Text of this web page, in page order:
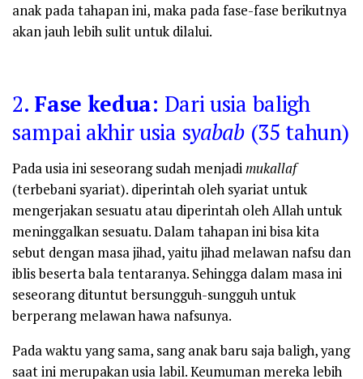
anak pada tahapan ini, maka pada fase-fase berikutnya
akan jauh lebih sulit untuk dilalui.
2. Fase kedua: Dari usia baligh
sampai akhir usia syabab (35 tahun)
Pada usia ini seseorang sudah menjadimukallaf
(terbebani syariat). diperintah oleh syariat untuk
mengerjakan sesuatu atau diperintah oleh Allah untuk
meninggalkan sesuatu. Dalam tahapan ini bisa kita
sebut dengan masa jihad, yaitu jihad melawan nafsu dan
iblis beserta bala tentaranya. Sehingga dalam masa ini
seseorang dituntut bersungguh-sungguh untuk
berperang melawan hawa nafsunya.
Pada waktu yang sama, sang anak baru saja baligh, yang
saat ini merupakan usia labil. Keumuman mereka lebih